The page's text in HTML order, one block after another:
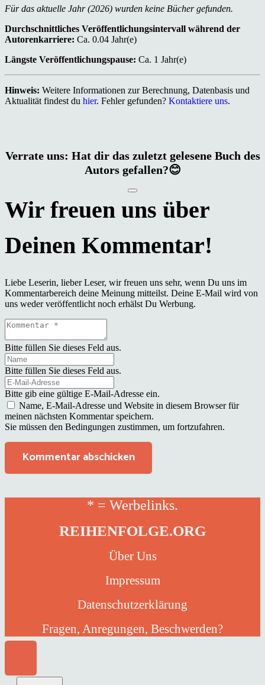
Für das aktuelle Jahr (2026) wurden keine Bücher gefunden.
Durchschnittliches Veröffentlichungsintervall während der
Autorenkarriere: Ca. 0.04 Jahr(e)
Längste Veröffentlichungspause: Ca. 1 Jahr(e)
Hinweis: Weitere Informationen zur Berechnung, Datenbasis und
Aktualität findest du hier. Fehler gefunden? Kontaktiere uns.
Verrate uns: Hat dir das zuletzt gelesene Buch des
Autors gefallen?😊
Liebe Leserin, lieber Leser, wir freuen uns sehr, wenn Du uns im
Kommentarbereich deine Meinung mitteilst. Deine E-Mail wird von
uns weder veröffentlicht noch erhälst Du Werbung.
Bitte füllen Sie dieses Feld aus.
Bitte füllen Sie dieses Feld aus.
Bitte gib eine gültige E-Mail-Adresse ein.
Name, E-Mail-Adresse und Website in diesem Browser für
meinen nächsten Kommentar speichern.
Sie müssen den Bedingungen zustimmen, um fortzufahren.
Kommentar abschicken
* = Werbelinks.
REIHENFOLGE.ORG
Über Uns
Impressum
Datenschutzerklärung
Fragen, Anregungen, Beschwerden?